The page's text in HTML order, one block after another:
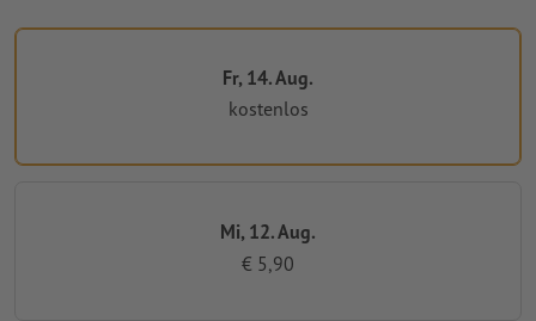
Fr, 14. Aug.
kostenlos
Mi, 12. Aug.
€ 5,90